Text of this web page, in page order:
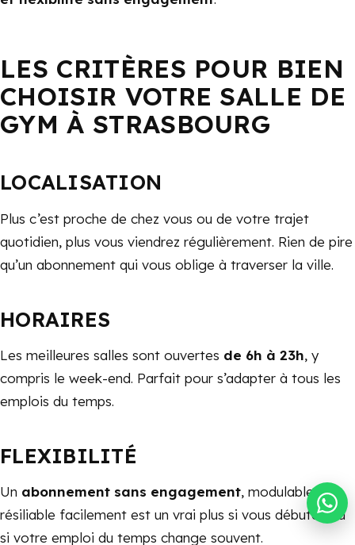
LES CRITÈRES POUR BIEN
CHOISIR VOTRE SALLE DE
GYM À STRASBOURG
LOCALISATION
Plus c’est proche de chez vous ou de votre trajet
quotidien, plus vous viendrez régulièrement. Rien de pire
qu’un abonnement qui vous oblige à traverser la ville.
HORAIRES
Les meilleures salles sont ouvertes de 6h à 23h, y
compris le week-end. Parfait pour s’adapter à tous les
emplois du temps.
FLEXIBILITÉ
Un abonnement sans engagement, modulable,
résiliable facilement est un vrai plus si vous débutez ou
si votre emploi du temps change souvent.